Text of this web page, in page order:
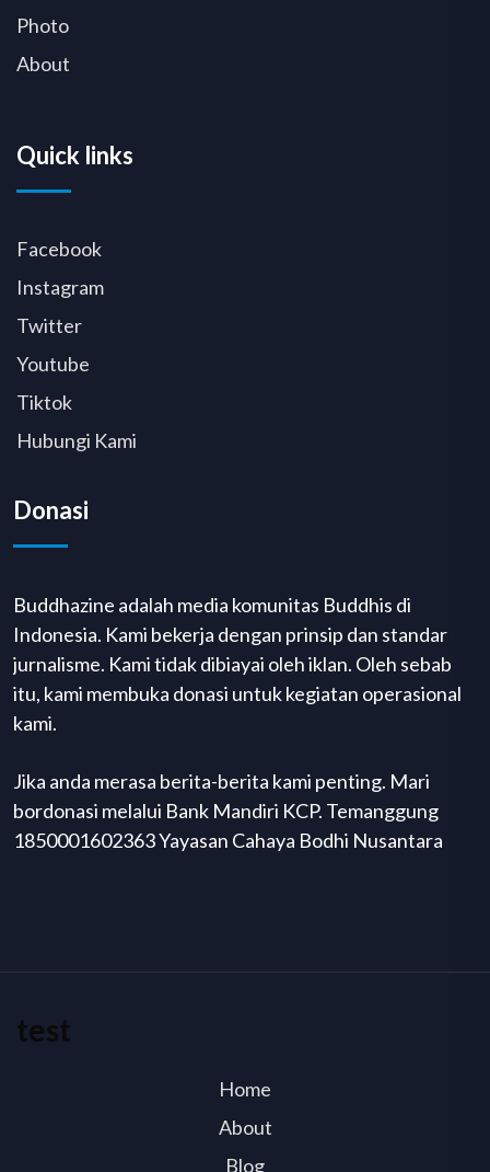
Photo
About
Quick links
Facebook
Instagram
Twitter
Youtube
Tiktok
Hubungi Kami
Donasi
Buddhazine adalah media komunitas Buddhis di
Indonesia. Kami bekerja dengan prinsip dan standar
jurnalisme. Kami tidak dibiayai oleh iklan. Oleh sebab
itu, kami membuka donasi untuk kegiatan operasional
kami.
Jika anda merasa berita-berita kami penting. Mari
bordonasi melalui Bank Mandiri KCP. Temanggung
1850001602363 Yayasan Cahaya Bodhi Nusantara
test
Home
About
Blog